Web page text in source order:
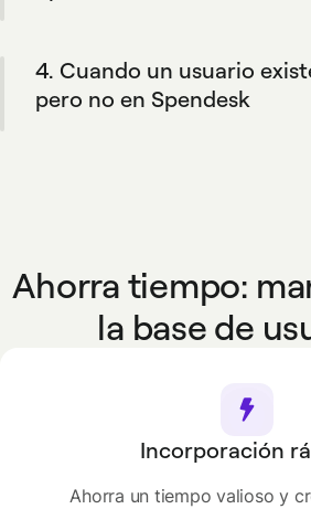
cambios se reflejan en
4. Cuando un usuario
pero no en Spendesk
Ahorra tiempo:
la base de
Incorporación
Ahorra un tiempo valioso y